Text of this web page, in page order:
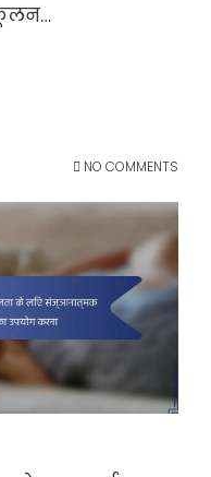
NO COMMENTS